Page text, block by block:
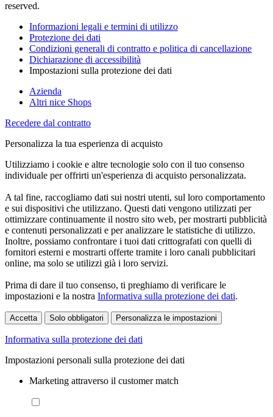
reserved.
Informazioni legali e termini di utilizzo
Protezione dei dati
Condizioni generali di contratto e politica di cancellazione
Dichiarazione di accessibilità
Impostazioni sulla protezione dei dati
Azienda
Altri nice Shops
Recedere dal contratto
Personalizza la tua esperienza di acquisto
Utilizziamo i cookie e altre tecnologie solo con il tuo consenso
individuale per offrirti un'esperienza di acquisto personalizzata.
A tal fine, raccogliamo dati sui nostri utenti, sul loro comportamento
e sui dispositivi che utilizzano. Questi dati vengono utilizzati per
ottimizzare continuamente il nostro sito web, per mostrarti pubblicità
e contenuti personalizzati e per analizzare le statistiche di utilizzo.
Inoltre, possiamo confrontare i tuoi dati crittografati con quelli di
fornitori esterni e mostrarti offerte tramite i loro canali pubblicitari
online, ma solo se utilizzi già i loro servizi.
Prima di dare il tuo consenso, ti preghiamo di verificare le
impostazioni e la nostra Informativa sulla protezione dei dati.
Accetta Solo obbligatori Personalizza le impostazioni
Informativa sulla protezione dei dati
Impostazioni personali sulla protezione dei dati
Marketing attraverso il customer match